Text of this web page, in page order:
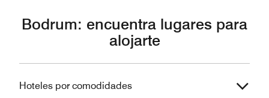
Bodrum: encuentra lugares para
alojarte
Hoteles por comodidades